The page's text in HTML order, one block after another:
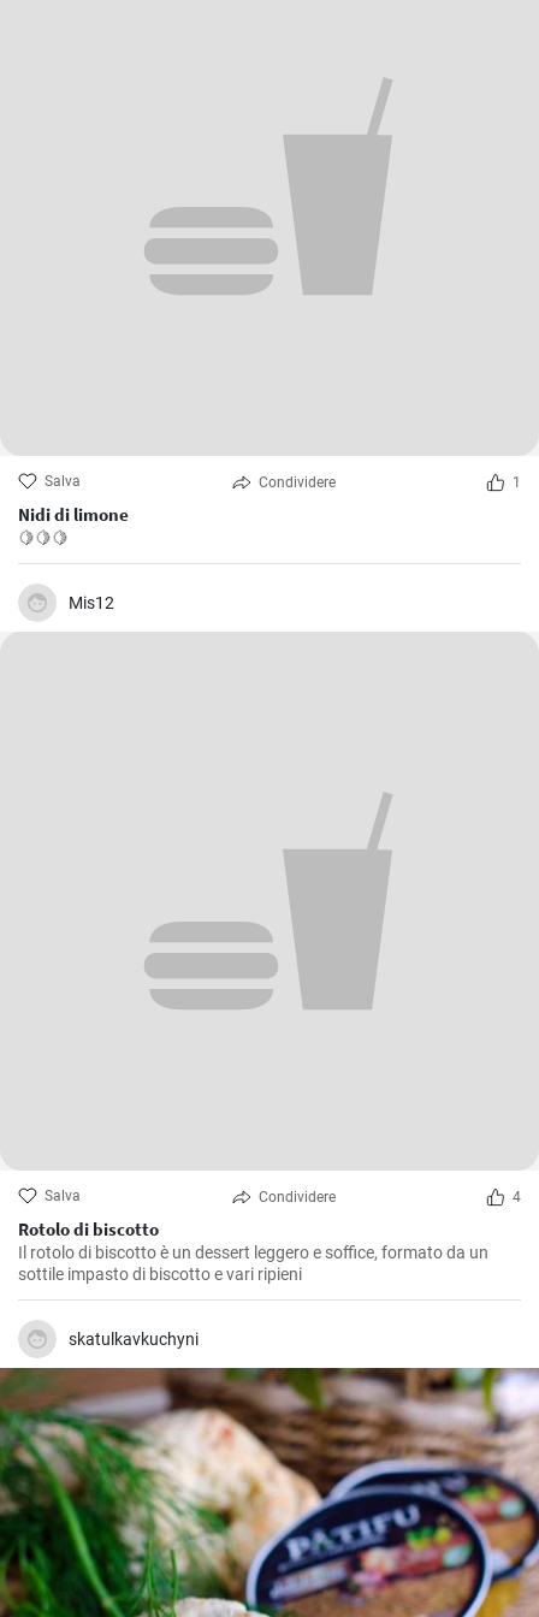
Salva Condividere 1
Nidi di limone
🍋🍋🍋
Mis12
Salva Condividere 4
Rotolo di biscotto
Il rotolo di biscotto è un dessert leggero e soffice, formato da un
sottile impasto di biscotto e vari ripieni
skatulkavkuchyni